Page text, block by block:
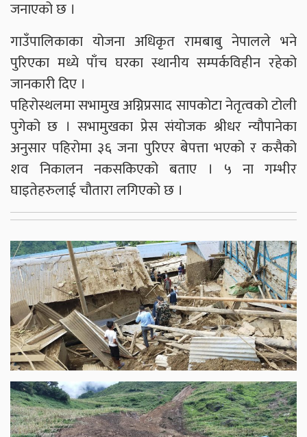
जनाएको छ ।
गाउँपालिकाका योजना अधिकृत रामबाबु नेपालले भने
पुरिएका मध्ये पाँच घरका स्थानीय सम्पर्कविहीन रहेको
जानकारी दिए ।
पहिरोस्थलमा सभामुख अग्निप्रसाद सापकोटा नेतृत्वको टोली
पुगेको छ । सभामुखका प्रेस संयोजक श्रीधर न्यौपानेका
अनुसार पहिरोमा ३६ जना पुरिएर बेपत्ता भएको र कसैको
शव निकालन नकसकिएको बताए । ५ ना गम्भीर
घाइतेहरुलाई चौतारा लगिएको छ ।